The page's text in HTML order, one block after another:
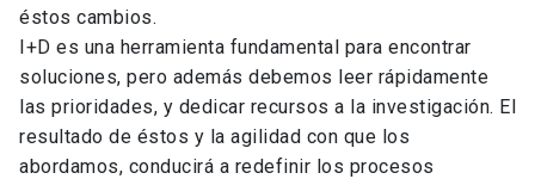
éstos cambios.
I+D es una herramienta fundamental para encontrar
soluciones, pero además debemos leer rápidamente
las prioridades, y dedicar recursos a la investigación. El
resultado de éstos y la agilidad con que los
abordamos, conducirá a redefinir los procesos